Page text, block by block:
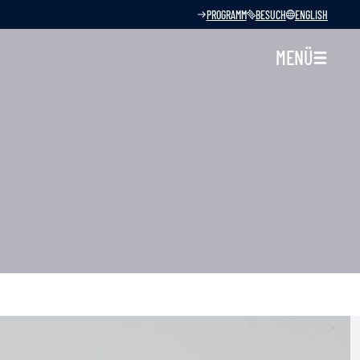
PROGRAMM BESUCH ENGLISH
MENÜ